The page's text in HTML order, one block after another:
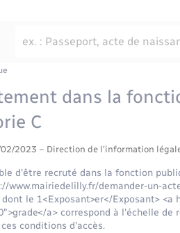
dans la
C
2023 – Direction de l'information
d'être recruté dans la fonction
www.mairiedelilly.fr/demander-un-
dont le 1<Exposant>er</Exposant>
a> correspond à l'échelle
conditions d'accès.